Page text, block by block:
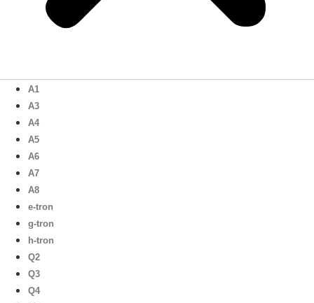
A1
A3
A4
A5
A6
A7
A8
e-tron
g-tron
h-tron
Q2
Q3
Q4